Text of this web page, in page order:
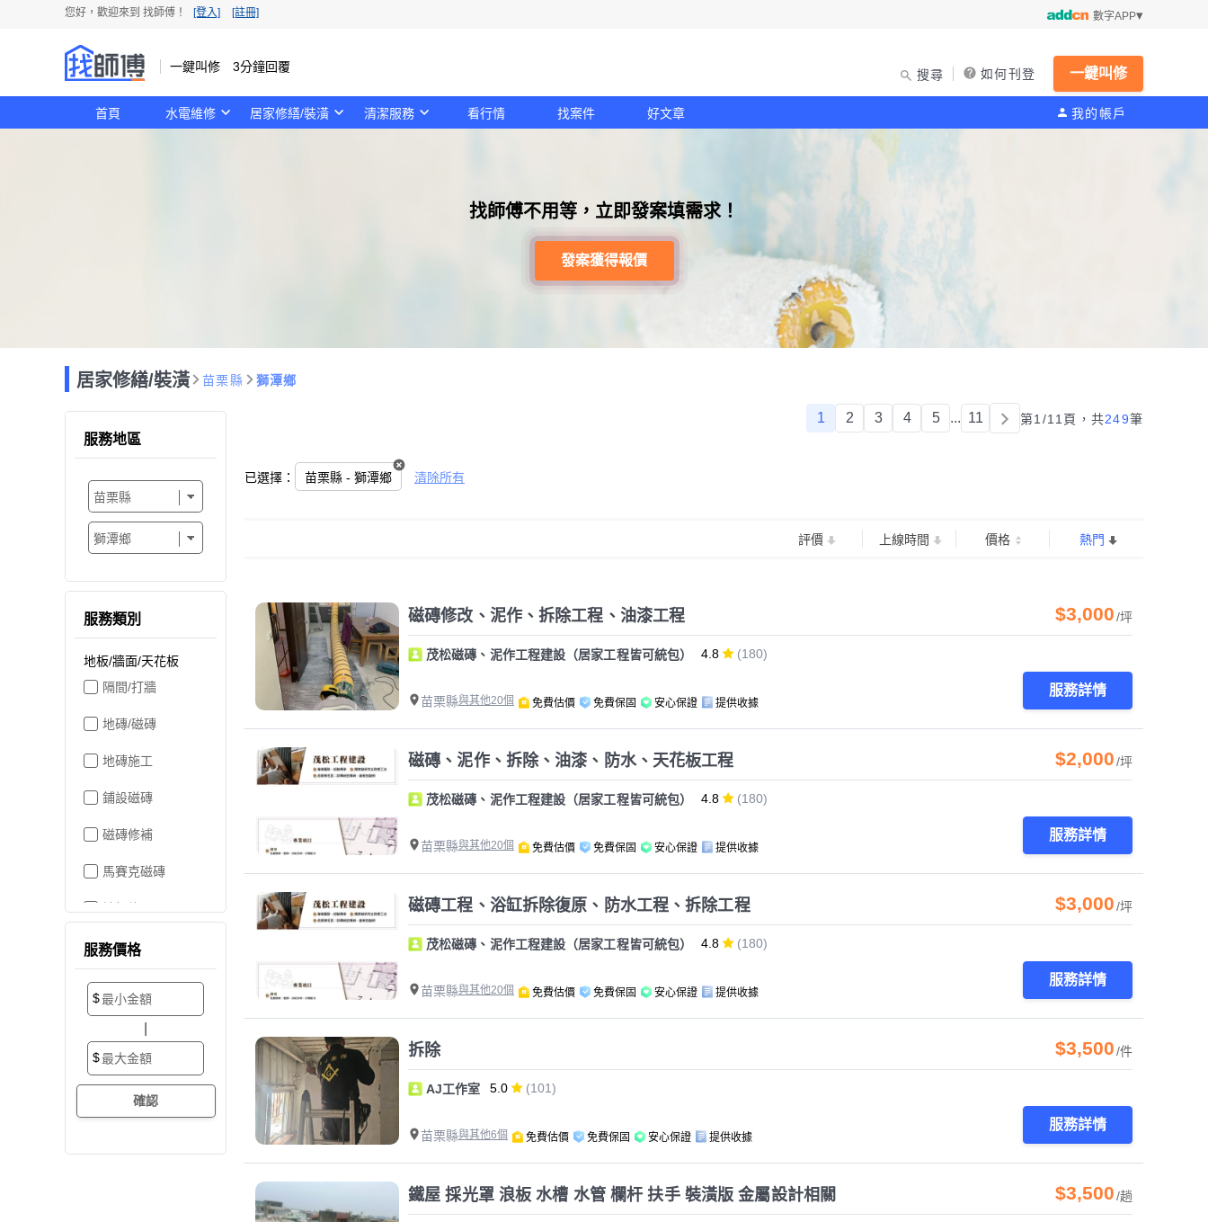
您好，歡迎來到 找師傅！ [登入] [註冊] 數字APP
一鍵叫修 3分鐘回覆
搜尋 如何刊登 一鍵叫修
首頁 水電維修 居家修繕/裝潢 清潔服務 看行情 找案件 好文章 我的帳戶
找師傅不用等，立即發案填需求！
發案獲得報價
居家修繕/裝潢 苗栗縣 獅潭鄉
1 2 3 4 5 ... 11 第1/11頁， 共249筆
已選擇： 苗栗縣 - 獅潭鄉 清除所有
服務地區
服務類別
地板/牆面/天花板
隔間/打牆
地磚/磁磚
地磚施工
鋪設磁磚
磁磚修補
馬賽克磁磚
地板維修
地板拋光打蠟
地板防滑施工
塑膠地板工程
實木地板
服務價格
$
$
評價 上線時間 價格 熱門
磁磚修改、泥作、拆除工程、油漆工程 $3,000/坪
茂松磁磚、泥作工程建設（居家工程皆可統包） 4.8 (180)
苗栗縣與其他20個 免費估價 免費保固 安心保證 提供收據
服務詳情
磁磚、泥作、拆除、油漆、防水、天花板工程 $2,000/坪
茂松磁磚、泥作工程建設（居家工程皆可統包） 4.8 (180)
苗栗縣與其他20個 免費估價 免費保固 安心保證 提供收據
服務詳情
磁磚工程、浴缸拆除復原、防水工程、拆除工程 $3,000/坪
茂松磁磚、泥作工程建設（居家工程皆可統包） 4.8 (180)
苗栗縣與其他20個 免費估價 免費保固 安心保證 提供收據
服務詳情
拆除 $3,500/件
AJ工作室 5.0 (101)
苗栗縣與其他6個 免費估價 免費保固 安心保證 提供收據
服務詳情
鐵屋 採光罩 浪板 水槽 水管 欄杆 扶手 裝潢版 金屬設計相關 $3,500/趟